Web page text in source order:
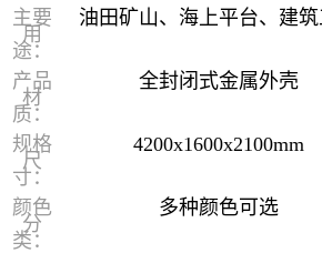
主要
用
途：
油田矿山、海上平台、建
产品
材
质：
全封闭式金属外壳
规格
尺
寸：
4200x1600x2100mm
颜色
分
类：
多种颜色可选